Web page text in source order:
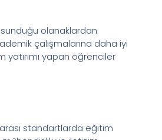
sunduğu olanaklardan
çalışmalarına daha iyi
yatırımı yapan öğrenciler
standartlarda eğitim